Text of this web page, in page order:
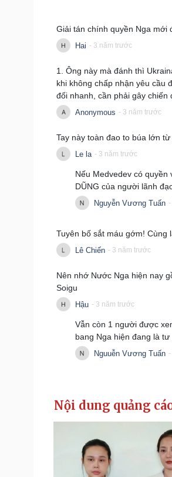
Giải tán chính quyền Nga
Hai - 3 năm trước
1. Ông này mà đánh thì
khi không chấp nhận yêu cầu
đối nhanh, cần phải gây
Anonymous - 3 năm trước
Tay này toàn đao to búa lớn
Le la - 3 năm trước
Nếu Medvedev có
DŨNG của người lãnh
Nguyễn Vương Tuấn
Tuyên bố sắt máu gớm! Cùng
Lê Chiến - 3 năm trước
Nên nhớ Nước Nga hiện nay
Soigu
Hậu - 3 năm trước
Vẫn còn 1 người được
bang Nga hiện đang là
Nguuễn Vương Tuấn